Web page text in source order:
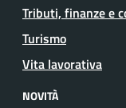
Tributi, finanze e
Turismo
Vita lavorativa
NOVITÀ